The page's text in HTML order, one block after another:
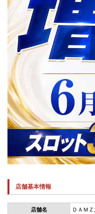
店舗基本情報
店舗名 ＤＡＭ